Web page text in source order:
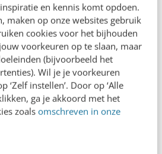
en kennis komt opdoen.
maken op onze websites gebruik
cookies voor het bijhouden
voorkeuren op te slaan, maar
(bijvoorbeeld het
Wil je je voorkeuren
‘Zelf instellen’. Door op ‘Alle
ga je akkoord met het
zoals omschreven in onze
minder waterschade
schadeclaims.
en de overheid:
tuin ontlast het riool.
minder snel
op straat.
op het klimaat en
een waterbestendige tuin